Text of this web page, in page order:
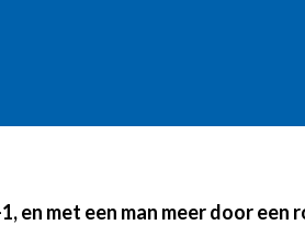
en met een man meer door een